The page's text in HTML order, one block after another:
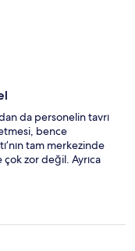
da personelin tavrı
bence
tam merkezinde
zor değil. Ayrıca